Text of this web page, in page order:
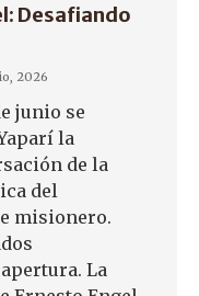
Desafiando
2026
junio se
la
de la
del
misionero.
La